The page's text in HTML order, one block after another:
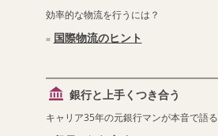
効率的な物流を行うには？
国際物流のヒント
銀行と上手くつき合う
キャリア35年の元銀行マンが本音で語る